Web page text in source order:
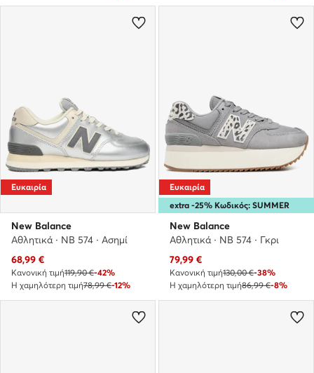
Ευκαιρία
New Balance
Αθλητικά · NB 574 · Ασημί
Τρέχουσα τιμή
68,99 €
Κανονική τιμή119,90 €-42%
Η χαμηλότερη τιμή78,99 €-12%
extra -25% Κωδικός: SUMMER
Ευκαιρία
New Balance
Αθλητικά · NB 574 · Γκρι
Τρέχουσα τιμή
79,99 €
Κανονική τιμή130,00 €-38%
Η χαμηλότερη τιμή86,99 €-8%